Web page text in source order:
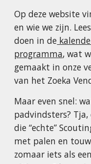
Op deze website
en wie we zijn.
doen in de
programma, wat
gemaakt in onze
van het Zoeka
Maar even snel:
padvindsters?
die “echte”
met palen en
zomaar iets als